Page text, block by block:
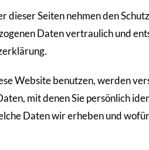
dieser Seiten nehmen den
Daten vertraulich und
Website benutzen, werden
mit denen Sie persönlich
Daten wir erheben und